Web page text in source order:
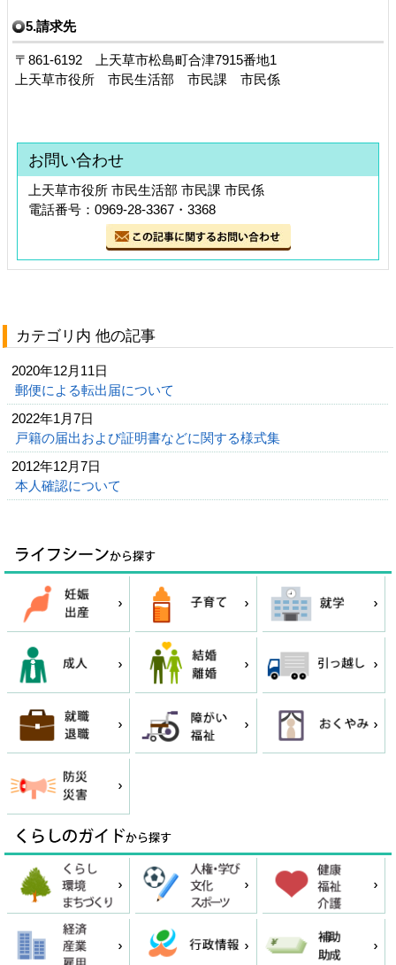
5.請求先
〒861-6192 上天草市松島町合津7915番地1
上天草市役所 市民生活部 市民課 市民係
お問い合わせ
上天草市役所 市民生活部 市民課 市民係
電話番号：0969-28-3367・3368
カテゴリ内 他の記事
2020年12月11日
郵便による転出届について
2022年1月7日
戸籍の届出および証明書などに関する様式集
2012年12月7日
本人確認について